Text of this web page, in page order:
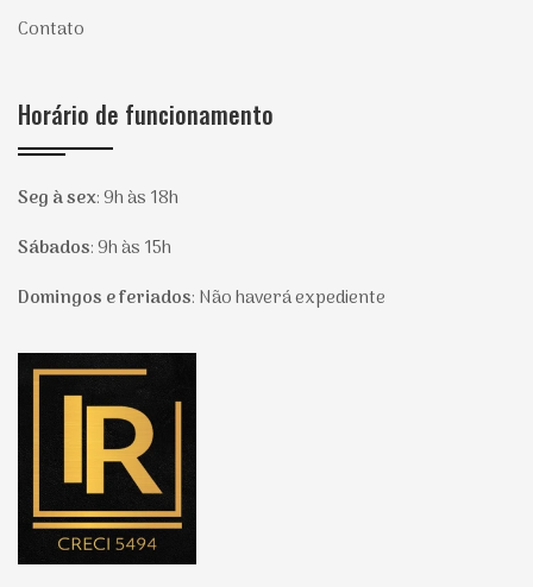
Contato
Horário de funcionamento
Seg à sex:9h às 18h
Sábados:9h às 15h
Domingos e feriados: Não haverá expediente
Página inicial